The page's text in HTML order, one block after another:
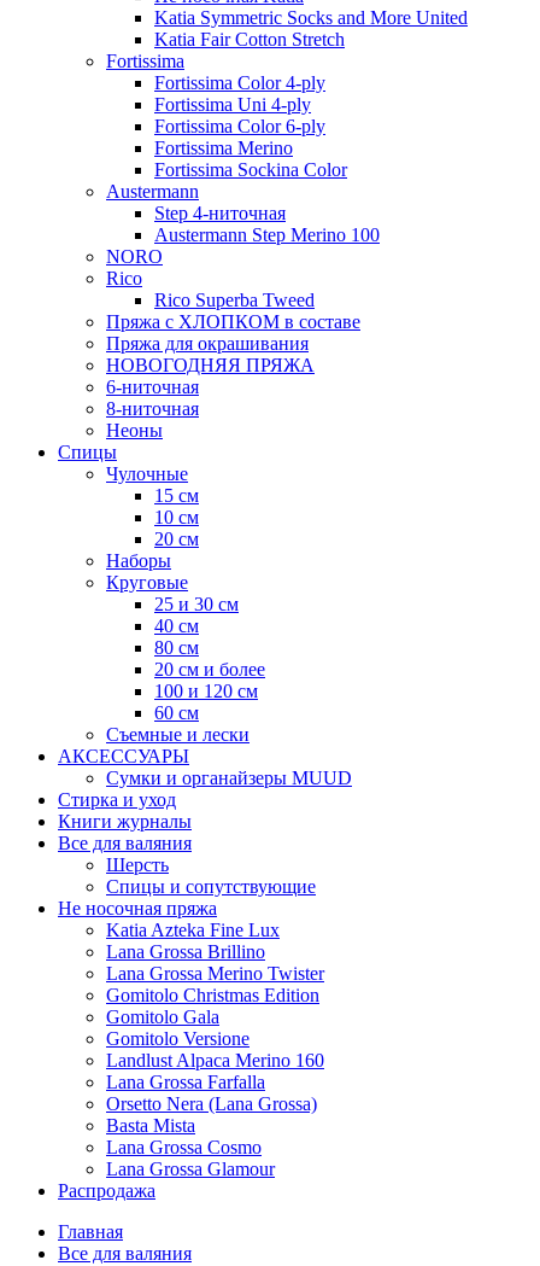
Katia Symmetric Socks and More United
Katia Fair Cotton Stretch
Fortissima
Fortissima Color 4-ply
Fortissima Uni 4-ply
Fortissima Color 6-ply
Fortissima Merino
Fortissima Sockina Color
Austermann
Step 4-ниточная
Austermann Step Merino 100
NORO
Rico
Rico Superba Tweed
Пряжа с ХЛОПКОМ в составе
Пряжа для окрашивания
НОВОГОДНЯЯ ПРЯЖА
6-ниточная
8-ниточная
Неоны
Спицы
Чулочные
15 см
10 см
20 см
Наборы
Круговые
25 и 30 см
40 см
80 см
20 см и более
100 и 120 см
60 см
Съемные и лески
АКСЕССУАРЫ
Сумки и органайзеры MUUD
Стирка и уход
Книги журналы
Все для валяния
Шерсть
Спицы и сопутствующие
Не носочная пряжа
Katia Azteka Fine Lux
Lana Grossa Brillino
Lana Grossa Merino Twister
Gomitolo Christmas Edition
Gomitolo Gala
Gomitolo Versione
Landlust Alpaca Merino 160
Lana Grossa Farfalla
Orsetto Nera (Lana Grossa)
Basta Mista
Lana Grossa Cosmo
Lana Grossa Glamour
Распродажа
Главная
Все для валяния